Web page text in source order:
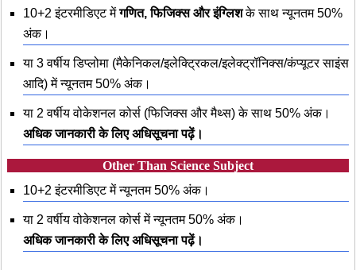
10+2 इंटरमीडिएट मेंगणित, फिजिक्स और इंग्लिशके साथ न्यूनतम 50%
अंक।
या 3 वर्षीय डिप्लोमा (मैकेनिकल/इलेक्ट्रिकल/इलेक्ट्रॉनिक्स/कंप्यूटर साइंस
आदि) में न्यूनतम 50% अंक।
या 2 वर्षीय वोकेशनल कोर्स (फिजिक्स और मैथ्स) के साथ 50% अंक।
अधिक जानकारी के लिए अधिसूचना पढ़ें।
Other Than Science Subject
10+2 इंटरमीडिएट में न्यूनतम 50% अंक।
या 2 वर्षीय वोकेशनल कोर्स में न्यूनतम 50% अंक।
अधिक जानकारी के लिए अधिसूचना पढ़ें।